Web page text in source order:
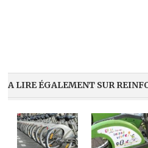
A LIRE ÉGALEMENT SUR